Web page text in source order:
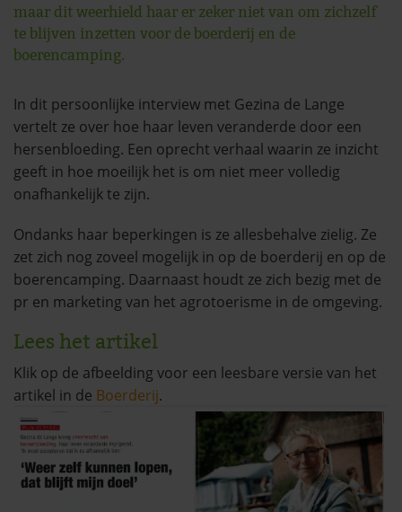
maar dit weerhield haar er zeker niet van om zichzelf
te blijven inzetten voor de boerderij en de
boerencamping.
In dit persoonlijke interview met Gezina de Lange
vertelt ze over hoe haar leven veranderde door een
hersenbloeding. Een oprecht verhaal waarin ze inzicht
geeft in hoe moeilijk het is om niet meer volledig
onafhankelijk te zijn.
Ondanks haar beperkingen is ze allesbehalve zielig. Ze
zet zich nog zoveel mogelijk in op de boerderij en op de
boerencamping. Daarnaast houdt ze zich bezig met de
pr en marketing van het agrotoerisme in de omgeving.
Lees het artikel
Klik op de afbeelding voor een leesbare versie van het
artikel in de Boerderij.